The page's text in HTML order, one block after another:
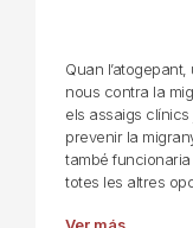
Quan
nous contra la
els assaigs clínics
prevenir la
també
totes les altres